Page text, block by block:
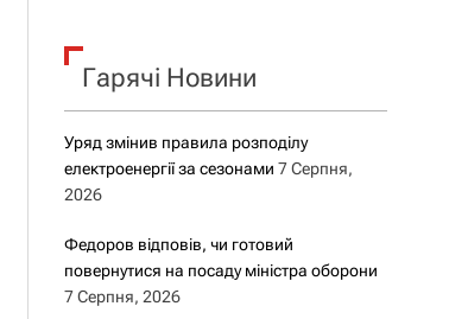
к
Гарячі Новини
Уряд змінив правила розподілу
електроенергії за сезонами 7 Серпня,
2026
Федоров відповів, чи готовий
повернутися на посаду міністра оборони
7 Серпня, 2026